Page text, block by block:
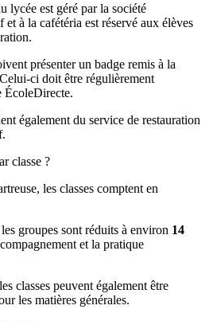
lycée est géré par la société
à la cafétéria est réservé aux élèves
présenter un badge remis à la
ci doit être régulièrement
ÉcoleDirecte.
également du service de restauration
classe ?
les classes comptent en
groupes sont réduits à environ 14
et la pratique
classes peuvent également être
les matières générales.